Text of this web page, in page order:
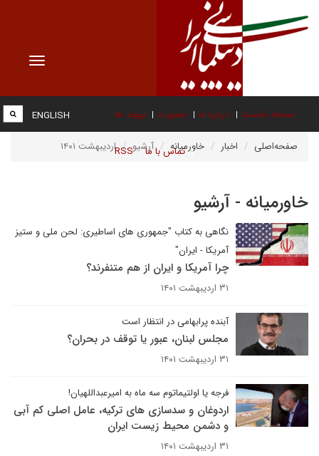
Toggle
صفحه نخست درباره ما عضویت پیوند ها
تماس با ما RSS
ENGLISH
صفحه‌اصلی اخبار خاورمیانه آرشیو اردیبهشت ۱۴۰۱
خاورمیانه - آرشیو
نگاهی به کتاب "جمهوری های اساطیری: لحن ملی و ستیز
آمریکا - ایران"
چرا آمریکا و ایران از هم متنفرند؟
۳۱ اردیبهشت ۱۴۰۱
آبنده پرابهامی در انتظار است
مجلس لبنان، عبور یا توقف در بحران؟
۳۱ اردیبهشت ۱۴۰۱
فرجه یا اولتیماتوم سه ماه به امیرعبداللهیان!
اردوغان و سدسازی های ترکیه، عامل اصلی کم آبی
و دشمن محیط زیست ایران
۳۱ اردیبهشت ۱۴۰۱